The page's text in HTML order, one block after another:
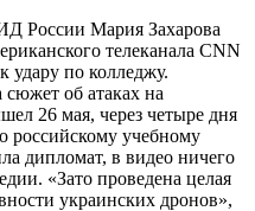
России Мария Захарова
телеканала CNN
удару по колледжу.
об атаках на
26 мая, через четыре дня
российскому учебному
дипломат, в видео ничего
«Зато проведена целая
украинских дронов»,